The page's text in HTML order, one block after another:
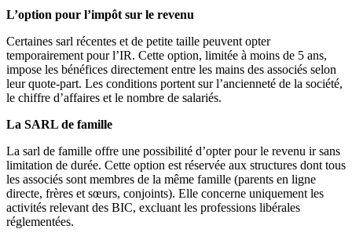
L’option pour l’impôt sur le revenu
Certaines sarl récentes et de petite taille peuvent opter
temporairement pour l’IR. Cette option, limitée à moins de 5 ans,
impose les bénéfices directement entre les mains des associés selon
leur quote-part. Les conditions portent sur l’ancienneté de la société,
le chiffre d’affaires et le nombre de salariés.
La SARL de famille
La sarl de famille offre une possibilité d’opter pour le revenu ir sans
limitation de durée. Cette option est réservée aux structures dont tous
les associés sont membres de la même famille (parents en ligne
directe, frères et sœurs, conjoints). Elle concerne uniquement les
activités relevant des BIC, excluant les professions libérales
réglementées.